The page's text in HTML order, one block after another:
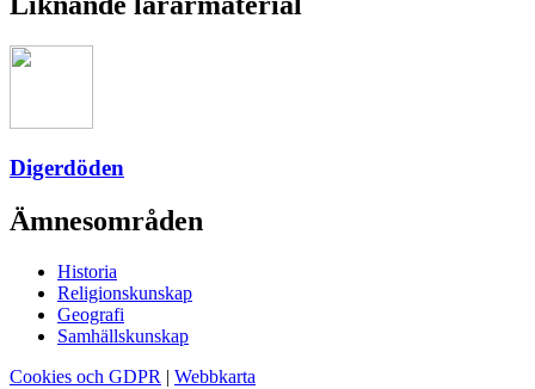
Digerdöden
Ämnesområden
Historia
Religionskunskap
Geografi
Samhällskunskap
Cookies och GDPR | Webbkarta